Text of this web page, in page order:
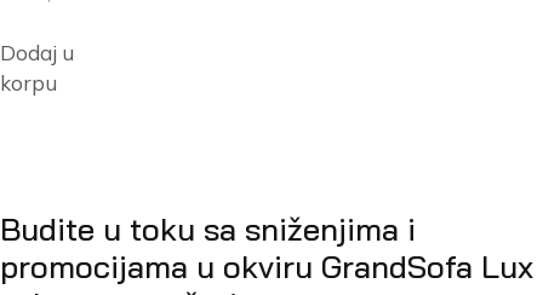
Dodaj u
korpu
Budite u toku sa sniženjima i
promocijama u okviru GrandSofa Lux